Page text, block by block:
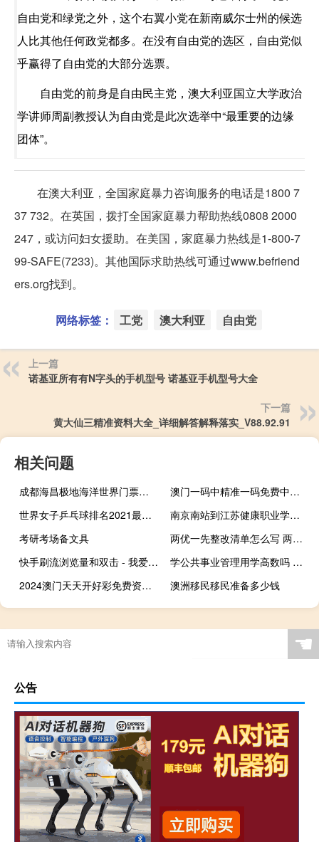
自由党和绿党之外，这个右翼小党在新南威尔士州的候选
人比其他任何政党都多。在没有自由党的选区，自由党似
乎赢得了自由党的大部分选票。
自由党的前身是自由民主党，澳大利亚国立大学政治
学讲师周副教授认为自由党是此次选举中“最重要的边缘
团体”。
在澳大利亚，全国家庭暴力咨询服务的电话是1800 7
37 732。在英国，拨打全国家庭暴力帮助热线0808 2000
247，或访问妇女援助。在美国，家庭暴力热线是1-800-7
99-SAFE(7233)。其他国际求助热线可通过www.befriend
ers.org找到。
网络标签： 工党 澳大利亚 自由党
上一篇
诺基亚所有有N字头的手机型号 诺基亚手机型号大全
下一篇
黄大仙三精准资料大全_详细解答解释落实_V88.92.91
相关问题
成都海昌极地海洋世界门票价格
澳门一码中精准一码免费中特论坛：精确AI分析-1647.DS0.38
世界女子乒乓球排名2021最新排名 乒乓球世界排名积分
南京南站到江苏健康职业学院有地铁吗 江苏健康职业技术学院
考研考场备文具
两优一先整改清单怎么写 两优一先是什么意思
快手刷流浏览量和双击 - 我爱互赞app
学公共事业管理用学高数吗 公共事业管理专业课程
2024澳门天天开好彩免费资科：广泛的精确AI分析-569.CC.57
澳洲移民移民准备多少钱
☚
公告